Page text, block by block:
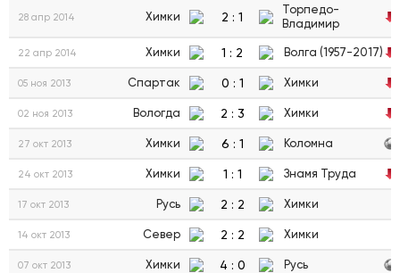
28 апр 2014 Химки 2 : 1
Торпедо-
Владимир
22 апр 2014 Химки 1 : 2 Волга (1957-2017)
05 ноя 2013 Спартак 0 : 1 Химки
02 ноя 2013 Вологда 2 : 3 Химки
27 окт 2013 Химки 6 : 1 Коломна
24 окт 2013 Химки 1 : 1 Знамя Труда
17 окт 2013 Русь 2 : 2 Химки
14 окт 2013 Север 2 : 2 Химки
07 окт 2013 Химки 4 : 0 Русь